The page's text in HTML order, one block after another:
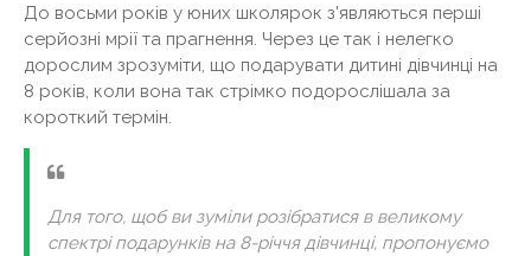
До восьми років у юних школярок з'являються перші
серйозні мрії та прагнення. Через це так і нелегко
дорослим зрозуміти, що подарувати дитині дівчинці на
8 років, коли вона так стрімко подорослішала за
короткий термін.
Для того, щоб ви зуміли розібратися в великому
спектрі подарунків на 8-річчя дівчинці, пропонуємо